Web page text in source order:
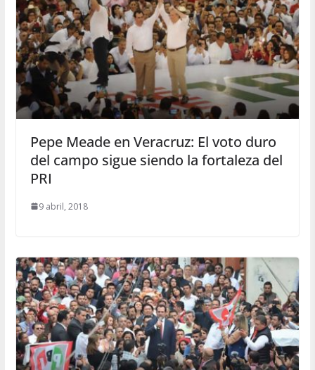
Pepe Meade en Veracruz: El voto duro
del campo sigue siendo la fortaleza del
PRI
9 abril, 2018